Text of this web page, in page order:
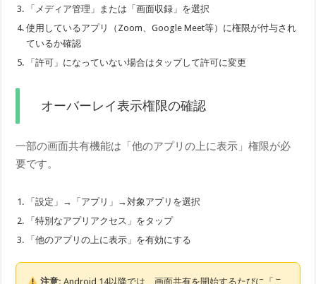
「メディア管理」または「画面収録」を選択
使用しているアプリ（Zoom、Google Meet等）に権限が付与され
ているか確認
「許可」になっていない場合はタップして許可に変更
オーバーレイ表示権限の確認
一部の画面共有機能は「他のアプリの上に表示」権限が必
要です。
「設定」→「アプリ」→対象アプリを選択
「特別なアプリアクセス」をタップ
「他のアプリの上に表示」を有効にする
注意: Android 14以降では、画面共有を開始するたびに「こ